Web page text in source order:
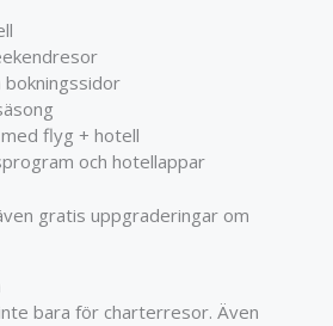
bokningssidor
flyg + hotell
och hotellappar
gratis uppgraderingar om
bara för charterresor. Även